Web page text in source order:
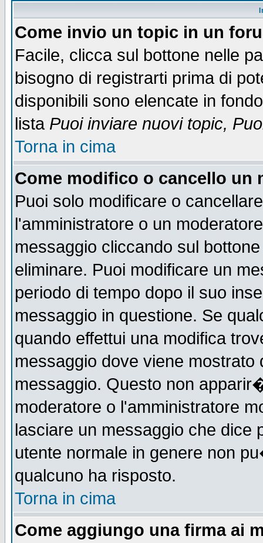
Come invio un topic in un
Facile, clicca sul bottone nelle
bisogno di registrarti prima di
disponibili sono elencate in
lista Puoi inviare nuovi topic,
Torna in cima
Come modifico o cancello un
Puoi solo modificare o
l'amministratore o un
messaggio cliccando sul
eliminare. Puoi modificare un
periodo di tempo dopo il suo
messaggio in questione. Se
quando effettui una modifica
messaggio dove viene mostrato
messaggio. Questo non
moderatore o l'amministratore
lasciare un messaggio che
utente normale in genere non
qualcuno ha risposto.
Torna in cima
Come aggiungo una firma ai